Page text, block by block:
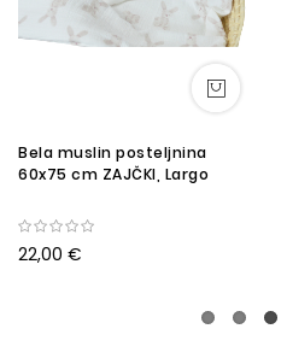
Bela muslin posteljnina
60x75 cm ZAJČKI, Largo
22,00 €